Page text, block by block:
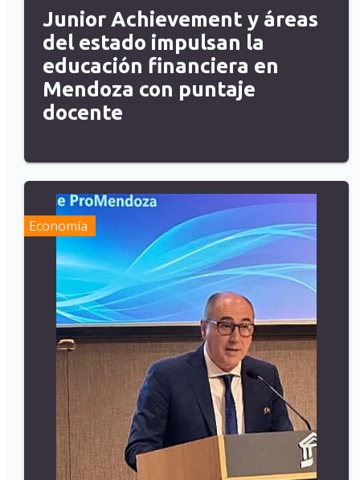
Junior Achievement y áreas
del estado impulsan la
educación financiera en
Mendoza con puntaje
docente
Economía